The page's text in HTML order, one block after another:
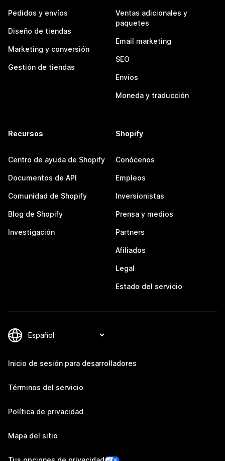
Pedidos y envíos
Diseño de tiendas
Marketing y conversión
Gestión de tiendas
Ventas adicionales y
paquetes
Email marketing
SEO
Envíos
Moneda y traducción
Recursos
Centro de ayuda de Shopify
Documentos de API
Comunidad de Shopify
Blog de Shopify
Investigación
Shopify
Conócenos
Empleos
Inversionistas
Prensa y medios
Partners
Afiliados
Legal
Estado del servicio
Inicio de sesión para desarrolladores
Términos del servicio
Política de privacidad
Mapa del sitio